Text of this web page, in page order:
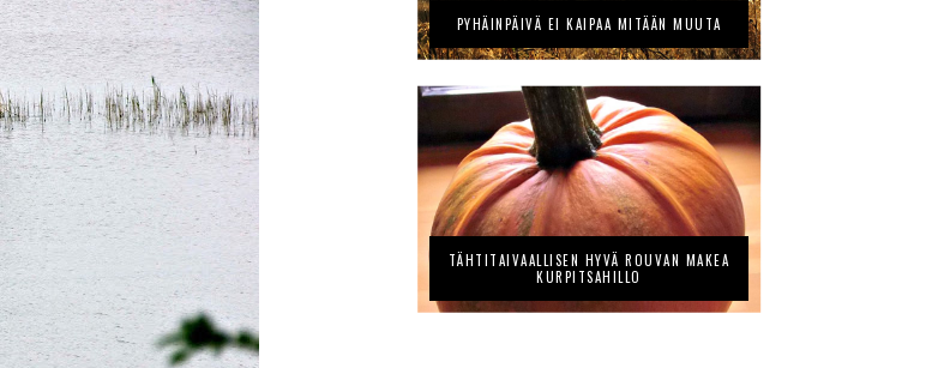
PYHÄINPÄIVÄ EI KAIPAA MITÄÄN MUUTA
TÄHTITAIVAALLISEN HYVÄ ROUVAN MAKEA
KURPITSAHILLO